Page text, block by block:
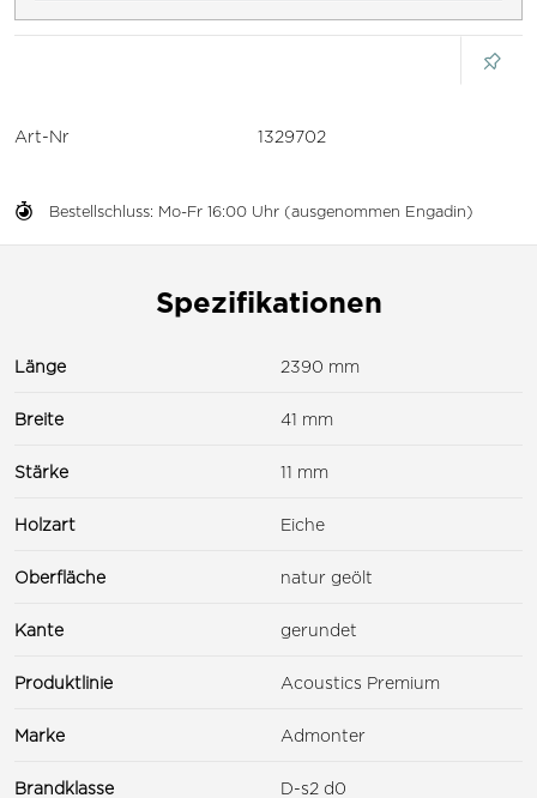
Bestellschluss: Mo-Fr 16:00 Uhr (ausgenommen Engadin)
Art-Nr 1329702
Spezifikationen
Länge 2390 mm
Breite 41 mm
Stärke 11 mm
Holzart Eiche
Oberfläche natur geölt
Kante gerundet
Produktlinie Acoustics Premium
Marke Admonter
Brandklasse D-s2 d0